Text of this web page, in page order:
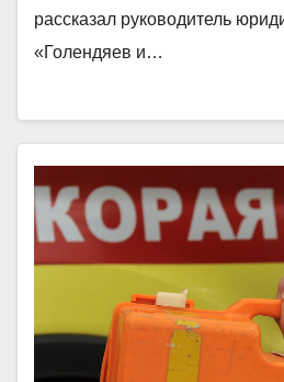
рассказал руководитель
«Голендяев и…